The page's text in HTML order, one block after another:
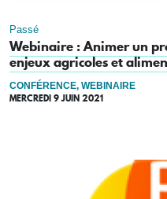
Passé
Webinaire : Animer un
enjeux agricoles et
CONFÉRENCE, WEBINAIRE
MERCREDI 9 JUIN 2021